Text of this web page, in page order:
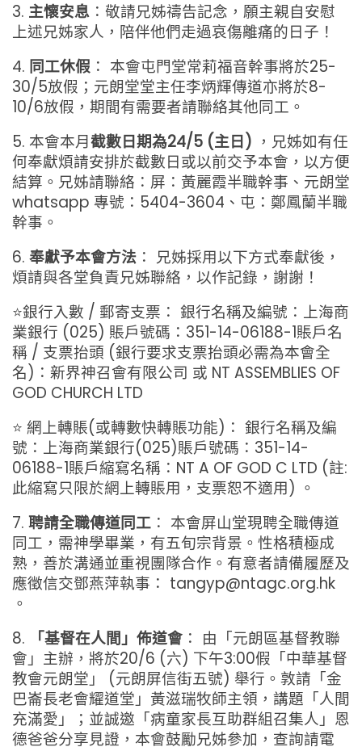
3. 主懷安息 ：敬請兄姊禱告記念，願主親自安慰
上述兄姊家人，陪伴他們走過哀傷離痛的日子！
4. 同工休假 ： 本會屯門堂常莉福音幹事將於25-
30/5放假；元朗堂堂主任李炳輝傳道亦將於8-
10/6放假，期間有需要者請聯絡其他同工。
5. 本會本月截數日期為24/5 (主日) ，兄姊如有任
何奉獻煩請安排於截數日或以前交予本會，以方便
結算。兄姊請聯絡：屏：黃麗霞半職幹事、元朗堂
whatsapp 專號：5404-3604、屯：鄭鳳蘭半職
幹事。
6. 奉獻予本會方法 ： 兄姊採用以下方式奉獻後，
煩請與各堂負責兄姊聯絡，以作記錄，謝謝！
⭐銀行入數 / 郵寄支票： 銀行名稱及編號：上海商
業銀行 (025) 賬戶號碼：351-14-06188-1賬戶名
稱 / 支票抬頭 (銀行要求支票抬頭必需為本會全
名)：新界神召會有限公司 或 NT ASSEMBLIES OF
GOD CHURCH LTD
⭐ 網上轉賬(或轉數快轉賬功能)： 銀行名稱及編
號：上海商業銀行(025)賬戶號碼：351-14-
06188-1賬戶縮寫名稱：NT A OF GOD C LTD (註:
此縮寫只限於網上轉賬用，支票恕不適用) 。
7. 聘請全職傳道同工 ： 本會屏山堂現聘全職傳道
同工，需神學畢業，有五旬宗背景。性格積極成
熟，善於溝通並重視團隊合作。有意者請備履歷及
應徵信交鄧燕萍執事： tangyp@ntagc.org.hk
。
8.
「基督在人間」佈道會 ： 由「元朗區基督教聯
會」主辦，將於20/6 (六) 下午3:00假「中華基督
教會元朗堂」 (元朗屏信街五號) 舉行。敦請「金
巴崙長老會耀道堂」黃滋瑞牧師主領，講題「人間
充滿愛」；並誠邀「病童家長互助群組召集人」恩
德爸爸分享見證，本會鼓勵兄姊參加，查詢請電